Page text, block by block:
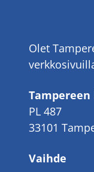
Olet
PL 487
33101
Vaihde